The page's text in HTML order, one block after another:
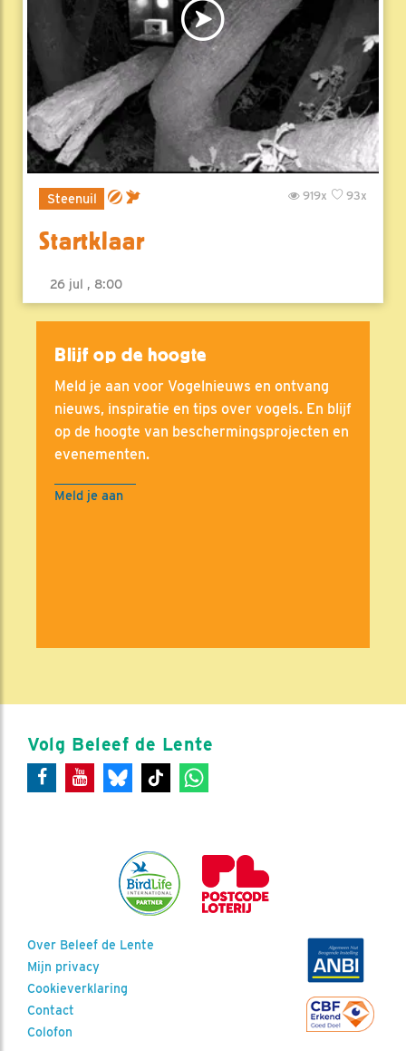
Steenuil 93x
919x
Startklaar
26 jul , 8:00
Blijf op de hoogte
Meld je aan voor Vogelnieuws en ontvang
nieuws, inspiratie en tips over vogels. En blijf
op de hoogte van beschermingsprojecten en
evenementen.
Meld je aan
Volg Beleef de Lente
Over Beleef de Lente
Mijn privacy
Cookieverklaring
Contact
Colofon